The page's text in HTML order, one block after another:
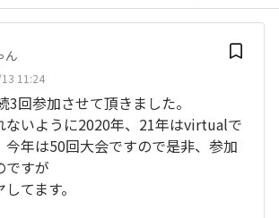
検索
ん
11:24
3回参加させて頂きました。
ないように2020年、21年はvirtualで
今年は50回大会ですので是非、参加
ですが
てます。